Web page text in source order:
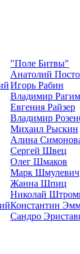
"Поле Битвы"
Анатолий
Игорь Рабин
Владимир
Евгения Райзер
Владимир
Михаил Рыскин
Алина
Сергей Швец
Олег Шмаков
Марк Шмулевич
Жанна Шпиц
Николай
Константин
Сандро